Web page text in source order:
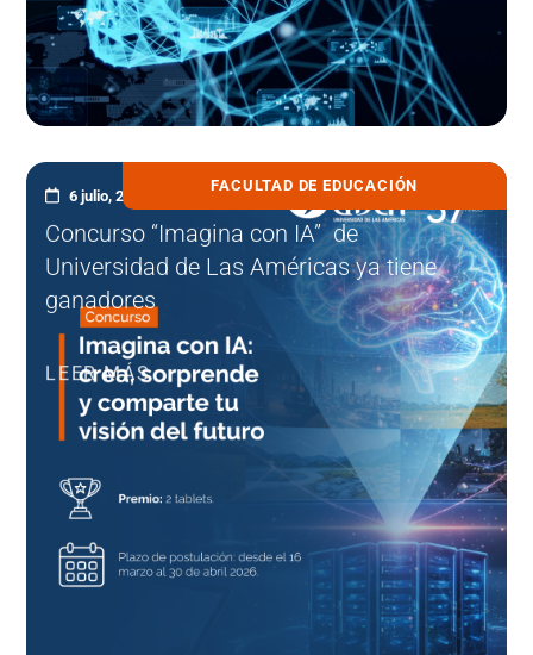
FACULTAD DE EDUCACIÓN
6 julio, 2026
Concurso “Imagina con IA” de
Universidad de Las Américas ya tiene
ganadores
LEER MÁS